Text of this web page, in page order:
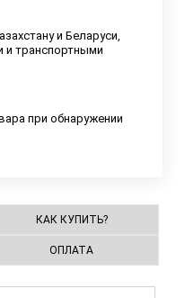
и Беларуси,
и транспортными
при обнаружении
КАК КУПИТЬ?
ОПЛАТА